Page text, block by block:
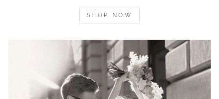
SHOP NOW